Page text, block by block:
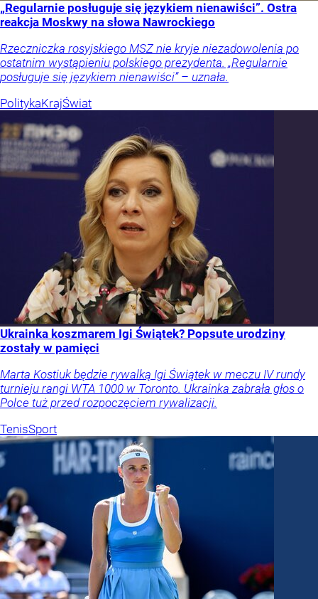
„Regularnie posługuje się językiem nienawiści”. Ostra
reakcja Moskwy na słowa Nawrockiego
Rzeczniczka rosyjskiego MSZ nie kryje niezadowolenia po
ostatnim wystąpieniu polskiego prezydenta. „Regularnie
posługuje się językiem nienawiści” – uznała.
PolitykaKrajŚwiat
Ukrainka koszmarem Igi Świątek? Popsute urodziny
zostały w pamięci
Marta Kostiuk będzie rywalką Igi Świątek w meczu IV rundy
turnieju rangi WTA 1000 w Toronto. Ukrainka zabrała głos o
Polce tuż przed rozpoczęciem rywalizacji.
TenisSport